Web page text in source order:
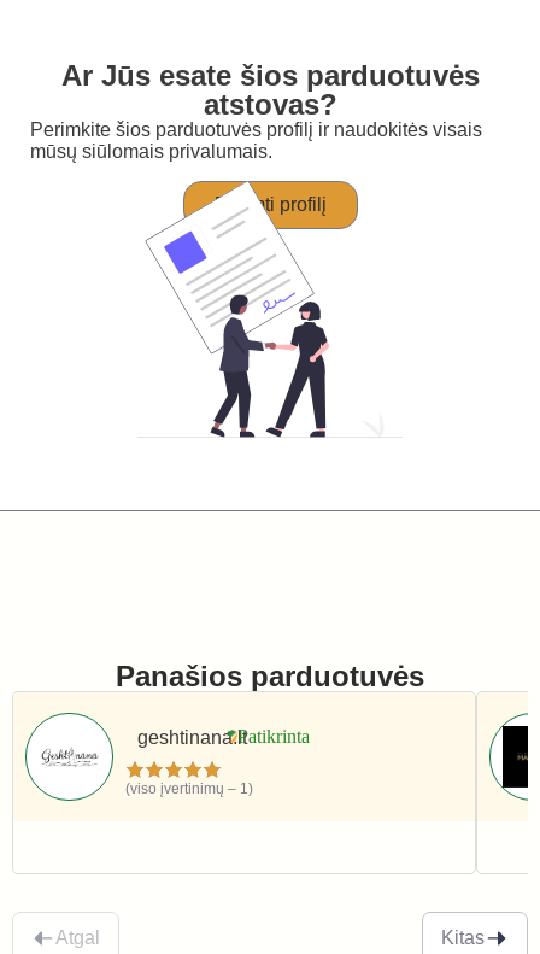
Ar Jūs esate šios parduotuvės
atstovas?
Perimkite šios parduotuvės profilį ir naudokitės visais
mūsų siūlomais privalumais.
Perimti profilį
Panašios parduotuvės
geshtinana.lt
(viso įvertinimų – 1)
Atgal Kitas